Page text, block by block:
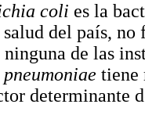
coli es la
del país,
ninguna de las
pneumoniae tiene
determinante